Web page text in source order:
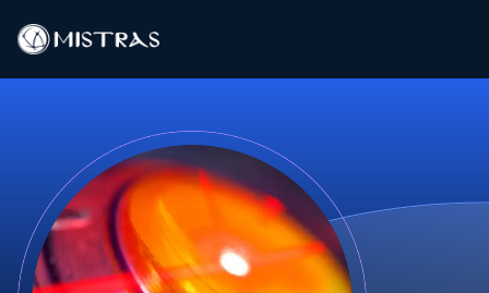
Buitendienst
Laboratoriumdiensten
Producten